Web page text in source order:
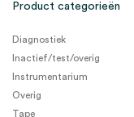
Product categorieën
Diagnostiek
Inactief/test/overig
Instrumentarium
Overig
Tape